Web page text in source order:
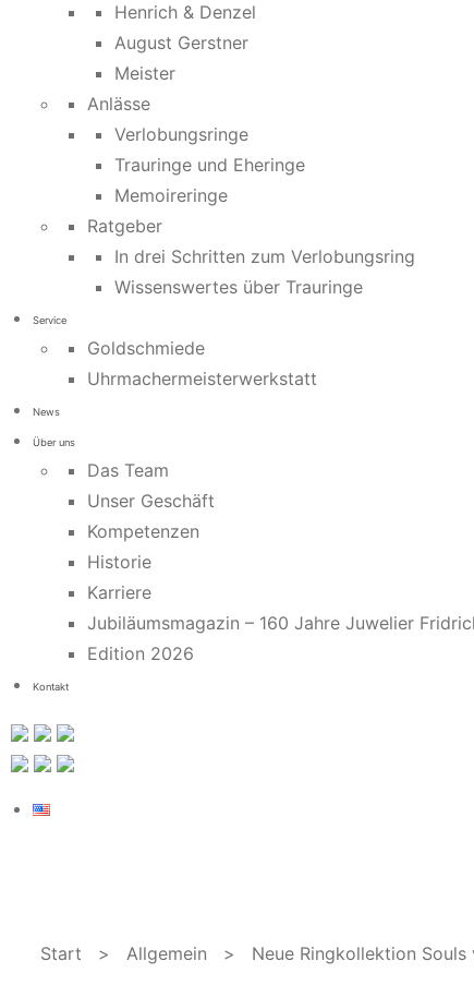
Henrich & Denzel
August Gerstner
Meister
Anlässe
Verlobungsringe
Trauringe und Eheringe
Memoireringe
Ratgeber
In drei Schritten zum Verlobungsring
Wissenswertes über Trauringe
Service
Goldschmiede
Uhrmachermeisterwerkstatt
News
Über uns
Das Team
Unser Geschäft
Kompetenzen
Historie
Karriere
Jubiläumsmagazin – 160 Jahre Juwelier
Edition 2026
Kontakt
Start > Allgemein > Neue Ringkollektion Souls